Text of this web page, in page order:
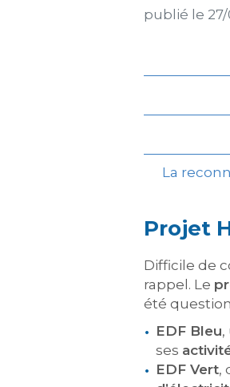
publié le
La
Projet
Difficile de
rappel. Le
été
EDF Bleu,
ses
EDF Vert,